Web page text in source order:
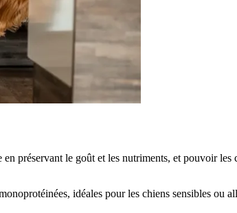
préservant le goût et les nutriments, et pouvoir
idéales pour les chiens sensibles